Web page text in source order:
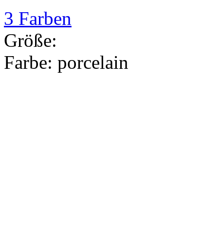
3 Farben
Größe:
Farbe: porcelain